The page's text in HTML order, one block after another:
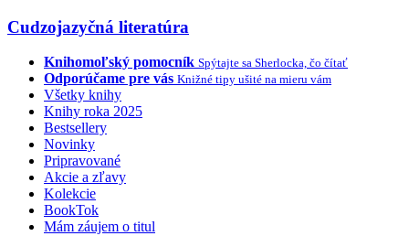
Cudzojazyčná literatúra
Knihomoľský pomocník Spýtajte sa Sherlocka, čo čítať
Odporúčame pre vás Knižné tipy ušité na mieru vám
Všetky knihy
Knihy roka 2025
Bestsellery
Novinky
Pripravované
Akcie a zľavy
Kolekcie
BookTok
Mám záujem o titul